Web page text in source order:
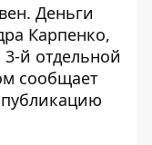
Деньги
Карпенко,
3-й отдельной
сообщает